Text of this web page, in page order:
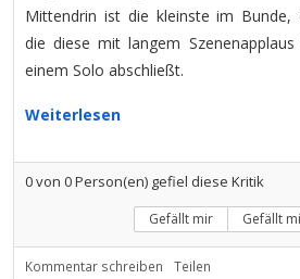
Mittendrin ist die kleinste im Bunde,
die diese mit langem
einem Solo abschließt.
Weiterlesen
0von 0Person(en) gefiel diese Kritik
Gefällt mir Gefällt
Kommentar schreiben Teilen